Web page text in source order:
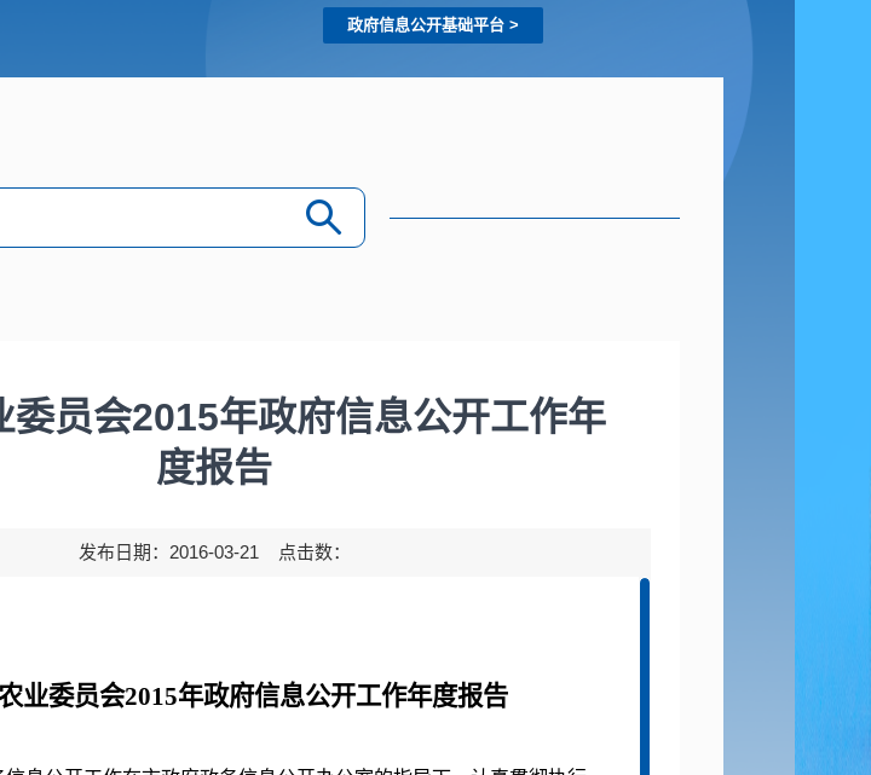
政府信息公开基础平台 >
委员会2015年政府信息公开工作年
度报告
发布日期：2016-03-21 点击数：
业委员会2015年政府信息公开工作年度报告